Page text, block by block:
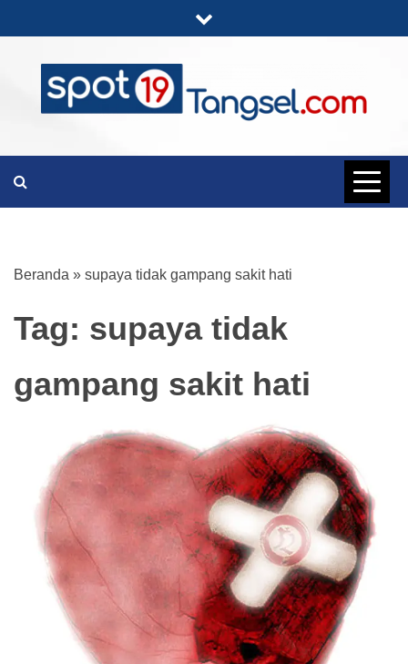
to
content
SPOT19
Beranda » supaya tidak gampang sakit hati
Tag: supaya tidak
gampang sakit hati